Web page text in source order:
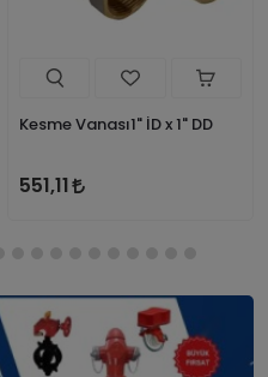
Kesme Vanası1" İD x 1" DD
551,11